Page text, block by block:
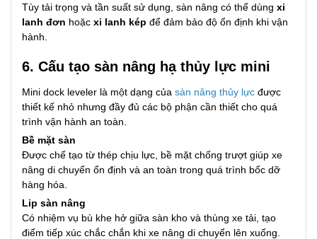
Tùy tải trọng và tần suất sử dụng, sàn nâng có thể dùng xi
lanh đơn hoặc xi lanh kép để đảm bảo độ ổn định khi vận
hành.
6. Cấu tạo sàn nâng hạ thủy lực mini
Mini dock leveler là một dạng của sàn nâng thủy lực được
thiết kế nhỏ nhưng đầy đủ các bộ phận cần thiết cho quá
trình vận hành an toàn.
Bề mặt sàn
Được chế tạo từ thép chịu lực, bề mặt chống trượt giúp xe
nâng di chuyển ổn định và an toàn trong quá trình bốc dỡ
hàng hóa.
Lip sàn nâng
Có nhiệm vụ bù khe hở giữa sàn kho và thùng xe tải, tạo
điểm tiếp xúc chắc chắn khi xe nâng di chuyển lên xuống.